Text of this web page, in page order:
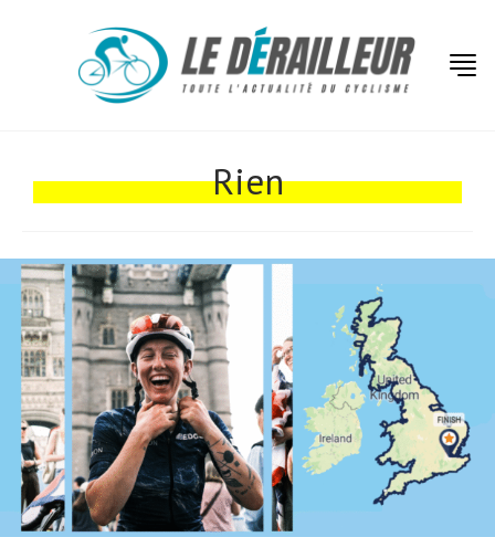
Rien
Actualités
Tests de produits
Conseils
Tendances
Tous nos articles
À propos